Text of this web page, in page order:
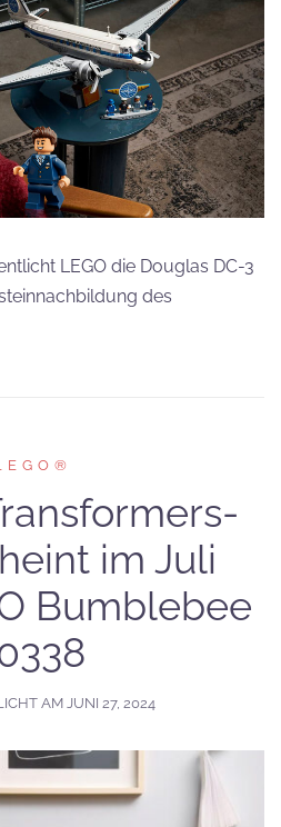
LEGO die Douglas DC-3
des
im Juli
Bumblebee
AM JUNI 27, 2024